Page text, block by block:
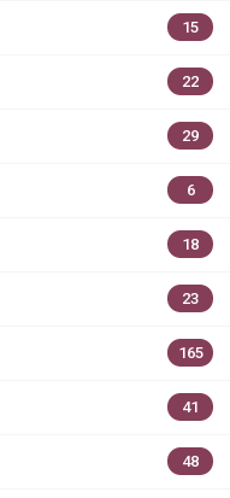
15
22
29
6
18
23
165
41
48